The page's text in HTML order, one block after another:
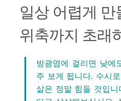
일상 어렵게 만
위축까지 초래
방광염에 걸리면 낮에
주 보게 됩니다. 수시
삶은 정말 힘들 것입